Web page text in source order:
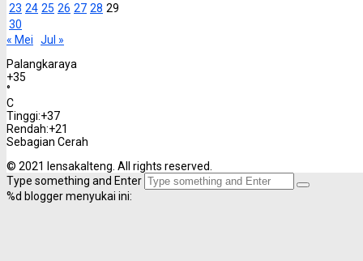
23 24 25 26 27 28 29
30
« Mei
Jul »
Palangkaraya
+35
°
C
Tinggi:+37
Rendah:+21
Sebagian Cerah
© 2021 lensakalteng. All rights reserved.
Type something and Enter
%d blogger menyukai ini: